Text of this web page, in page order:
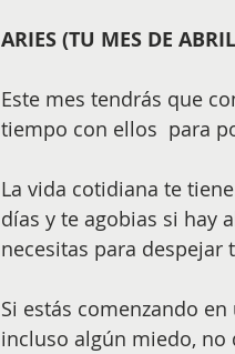
ARIES (TU MES DE
Este mes tendrás que
tiempo con ellos  para
La vida cotidiana te
días y te agobias si hay
necesitas para despejar
Si estás comenzando
incluso algún miedo,